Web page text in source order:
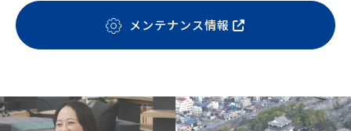
メンテナンス情報